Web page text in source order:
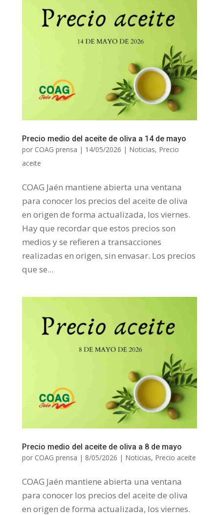
Precio medio del aceite de oliva a 14 de mayo
por COAG prensa | 14/05/2026 | Noticias, Precio
aceite
COAG Jaén mantiene abierta una ventana
para conocer los precios del aceite de oliva
en origen de forma actualizada, los viernes.
Hay que recordar que estos precios son
medios y se refieren a transacciones
realizadas en origen, sin envasar. Los precios
que se...
Precio medio del aceite de oliva a 8 de mayo
por COAG prensa | 8/05/2026 | Noticias, Precio aceite
COAG Jaén mantiene abierta una ventana
para conocer los precios del aceite de oliva
en origen de forma actualizada, los viernes.